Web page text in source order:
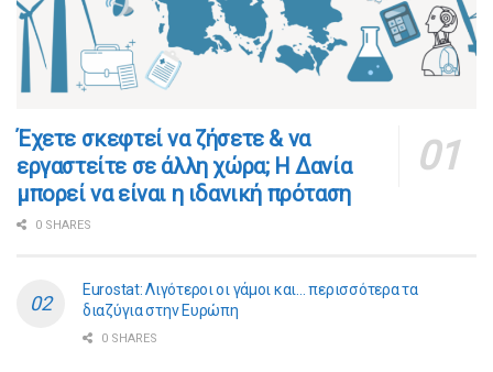
​​Έχετε σκεφτεί να ζήσετε & να
εργαστείτε σε άλλη χώρα; Η Δανία
μπορεί να είναι η ιδανική πρόταση
0 SHARES
Eurostat: Λιγότεροι οι γάμοι και… περισσότερα τα
διαζύγια στην Ευρώπη
0 SHARES